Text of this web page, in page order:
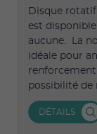
Disque
est
aucune. La
idéale pour
renforcement
possibilité de
DÉTAILS